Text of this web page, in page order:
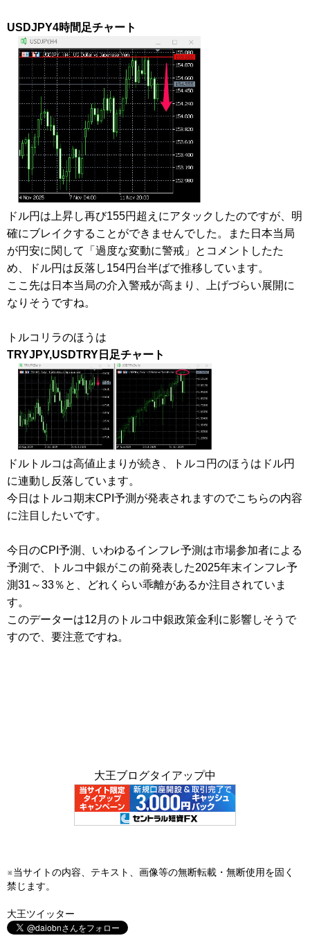
USDJPY4時間足チャート
ドル円は上昇し再び155円超えにアタックしたのですが、明
確にブレイクすることができませんでした。また日本当局
が円安に関して「過度な変動に警戒」とコメントしたた
め、ドル円は反落し154円台半ばで推移しています。
ここ先は日本当局の介入警戒が高まり、上げづらい展開に
なりそうですね。
トルコリラのほうは
TRYJPY,USDTRY日足チャート
ドルトルコは高値止まりが続き、トルコ円のほうはドル円
に連動し反落しています。
今日はトルコ期末CPI予測が発表されますのでこちらの内容
に注目したいです。
今日のCPI予測、いわゆるインフレ予測は市場参加者による
予測で、トルコ中銀がこの前発表した2025年末インフレ予
測31～33％と、どれくらい乖離があるか注目されていま
す。
このデーターは12月のトルコ中銀政策金利に影響しそうで
すので、要注意ですね。
大王ブログタイアップ中
※当サイトの内容、テキスト、画像等の無断転載・無断使用を固く
禁じます。
大王ツイッター